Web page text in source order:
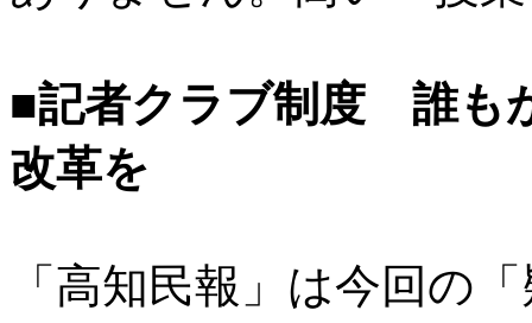
■記者クラブ制度 誰も
改革を
「高知民報」は今回の